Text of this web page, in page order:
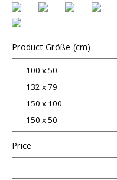
Product Größe (cm)
Price